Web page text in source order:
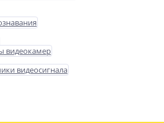
видеокамер
видеосигнала